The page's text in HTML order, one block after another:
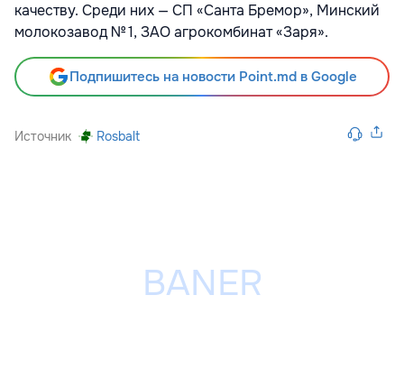
качеству. Среди них — СП «Санта Бремор», Минский
молокозавод № 1, ЗАО агрокомбинат «Заря».
Подпишитесь на новости Point.md в Google
Источник Rosbalt